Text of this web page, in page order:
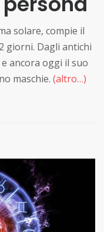
solare, compie il
giorni. Dagli antichi
ancora oggi il suo
maschie. (altro…)